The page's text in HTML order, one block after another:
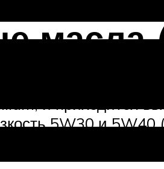
и приходится
5W30 и
Логан.